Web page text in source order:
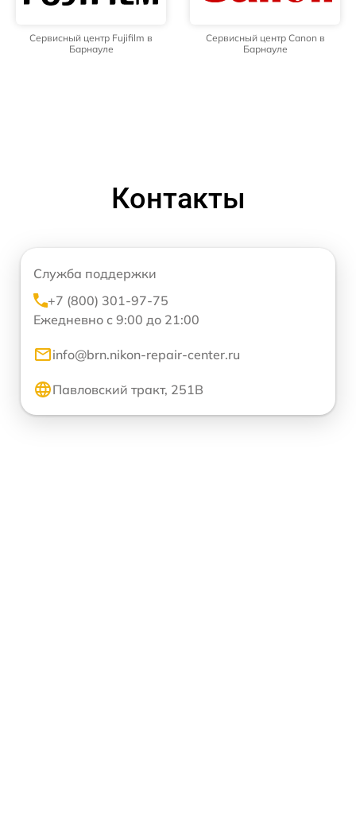
Сервисный центр Fujifilm в
Барнауле
Сервисный центр Canon в
Барнауле
Контакты
Служба поддержки
+7 (800) 301-97-75
Ежедневно с 9:00 до 21:00
info@brn.nikon-repair-center.ru
Павловский тракт, 251В